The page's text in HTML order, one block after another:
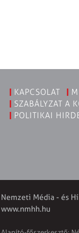
KAPCSOLAT
SZABÁLYZAT A
POLITIKAI
Nemzeti Média - és
www.nmhh.hu